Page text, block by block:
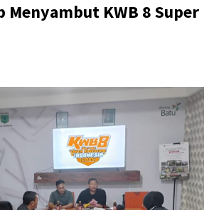
Menyambut KWB 8 Super